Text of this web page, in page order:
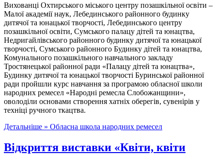
Вихованці Охтирського міського центру позашкільної освіти –
Малої академії наук, Лебединського районного будинку
дитячої та юнацької творчості, Лебединського центру
позашкільної освіти, Сумського палацу дітей та юнацтва,
Недригайлівського районного будинку дитячої та юнацької
творчості, Сумського районного Будинку дітей та юнацтва,
Комунального позашкільного навчального закладу
Тростянецької районної ради «Палацу дітей та юнацтва»,
Будинку дитячої та юнацької творчості Буринської районної
ради пройшли курс навчання за програмою обласної школи
народних ремесел «Народні ремесла Слобожанщини»,
оволоділи основами створення хатніх оберегів, сувенірів у
техніці ручного ткацтва.
Детальніше » Обласна школа народних ремесел
Відкриття виставки «Квіти, квіти